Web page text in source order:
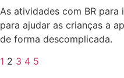
As atividades com BR
para ajudar as crianças a
de forma descomplicada.
1 2 3 4 5